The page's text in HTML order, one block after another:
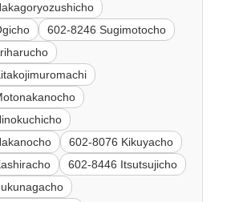
602-8246 Sugimotocho
602-8076 Kikuyacho
602-8446 Itsutsujicho